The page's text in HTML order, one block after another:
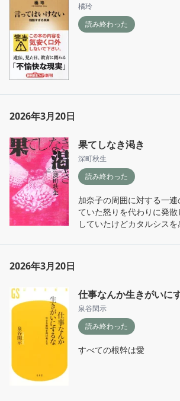
橘玲
読み終わった
2026年3月20日
果てしなき渇き
深町秋生
読み終わった
加奈子の周囲に対する一
ていた怒りを代わりに発
していたけどカタルシス
2026年3月20日
仕事なんか生きがいに
泉谷閑示
読み終わった
すべての根幹は愛